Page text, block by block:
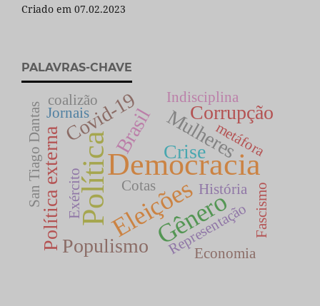
Criado em 07.02.2023
PALAVRAS-CHAVE
Democracia
PolíticaEleições
Gênero
Mulheres
Crise
Corrupção
Brasil
Covid-19
Populismo
Política externa Representação
metáfora
Fascismo
San Tiago Dantas
coalizão
Cotas
Indisciplina
Jornais
Exército História
Economia